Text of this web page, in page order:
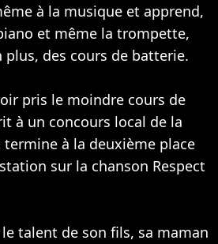
à la musique et apprend,
et même la trompette,
des cours de batterie.
pris le moindre cours de
à un concours local de la
à la deuxième place
sur la chanson Respect
talent de son fils, sa maman